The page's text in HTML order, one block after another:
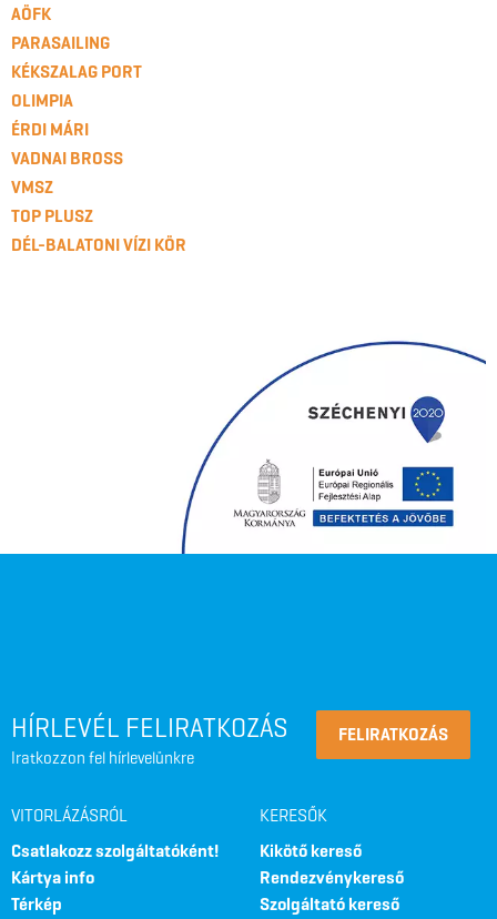
AÖFK
PARASAILING
KÉKSZALAG PORT
OLIMPIA
ÉRDI MÁRI
VADNAI BROSS
VMSZ
TOP PLUSZ
DÉL-BALATONI VÍZI KÖR
HÍRLEVÉL FELIRATKOZÁS
Iratkozzon fel hírlevelünkre
FELIRATKOZÁS
VITORLÁZÁSRÓL
Csatlakozz szolgáltatóként!
Kártya info
Térkép
KERESŐK
Kikötő kereső
Rendezvénykereső
Szolgáltató kereső